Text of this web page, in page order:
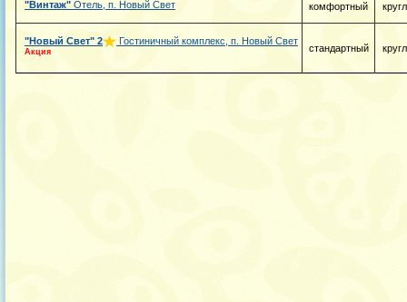
"Винтаж" Отель, п. Новый Свет комфортный
"Новый Свет" 2 Гостиничный комплекс, п. Новый Свет
Акция стандартный